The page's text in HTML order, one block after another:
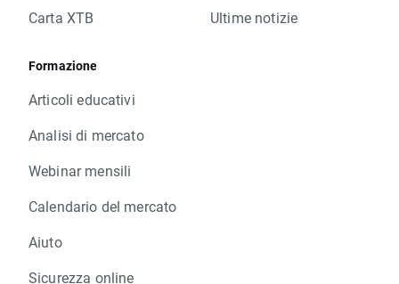
Carta XTB
Formazione
Articoli educativi
Analisi di mercato
Webinar mensili
Calendario del mercato
Aiuto
Sicurezza online
Ultime notizie